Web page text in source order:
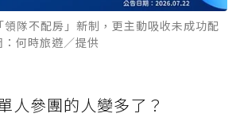
隊不配房」新制，更主動吸收未成功配
何時旅遊／提供
人參團的人變多了？